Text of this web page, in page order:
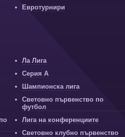
Евротурнири
Ла Лига
Серия А
Шампионска лига
Световно първенство по
футбол
Лига на конференциите
Световно клубно първенство